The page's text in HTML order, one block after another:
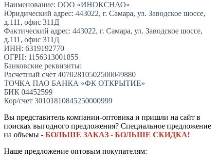
Наименование: ООО «ИНОКСНАО»
Юридический адрес: 443022, г. Самара, ул. Заводское шоссе,
д.111, офис 311Д
Фактический адрес: 443022, г. Самара, ул. Заводское шоссе,
д.111, офис 311Д
ИНН: 6319192770
ОГРН: 1156313001855
Банковские реквизиты:
Расчетный счет 40702810502500049880
ТОЧКА ПАО БАНКА «ФК ОТКРЫТИЕ»
БИК 04452599
Кор/счет 30101810845250000999
Вы представитель компании-оптовика и пришли на сайт в
поисках выгодного предложения? Специальное предложение
на объемы - БОЛЬШЕ ЗАКАЗ - БОЛЬШЕ СКИДКА!
Наше предложение оптовым покупателям: